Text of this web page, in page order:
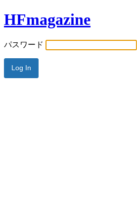
HFmagazine
パスワード